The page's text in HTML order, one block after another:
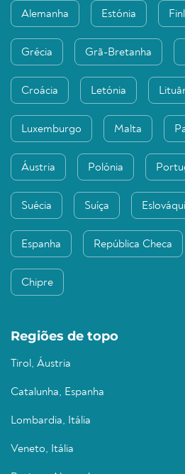
Alemanha Estónia
Grécia Grã-Bretanha
Croácia Letónia
Luxemburgo Malta
Áustria Polónia
Suécia Suíça
Espanha República Checa
Chipre
Regiões de topo
Tirol, Áustria
Catalunha, Espanha
Lombardia, Itália
Veneto, Itália